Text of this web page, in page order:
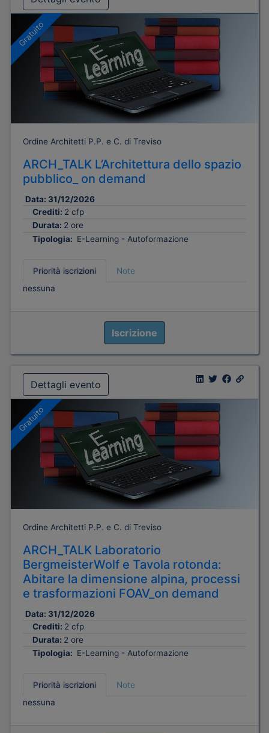
Gratuito
Ordine Architetti P.P. e C. di Treviso
ARCH_TALK L’Architettura dello spazio
pubblico_ on demand
Data: 31/12/2026
Crediti: 2 cfp
Durata: 2 ore
Tipologia: E-Learning - Autoformazione
Priorità iscrizioni
Note
nessuna
Iscrizione
Dettagli evento
Gratuito
Ordine Architetti P.P. e C. di Treviso
ARCH_TALK Laboratorio
BergmeisterWolf e Tavola rotonda:
Abitare la dimensione alpina, processi
e trasformazioni FOAV_on demand
Data: 31/12/2026
Crediti: 2 cfp
Durata: 2 ore
Tipologia: E-Learning - Autoformazione
Priorità iscrizioni
Note
nessuna